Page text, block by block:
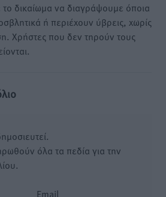
δικαίωμα να διαγράψουμε όποια
ή περιέχουν ύβρεις, χωρίς
Χρήστες που δεν τηρούν τους
όλα τα πεδία για την
Email